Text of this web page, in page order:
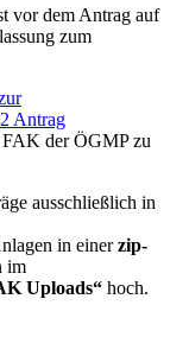
vor dem Antrag auf
zum
Antrag
FAK der ÖGMP zu
ausschließlich in
in einerzip-
im
Uploads“ hoch.